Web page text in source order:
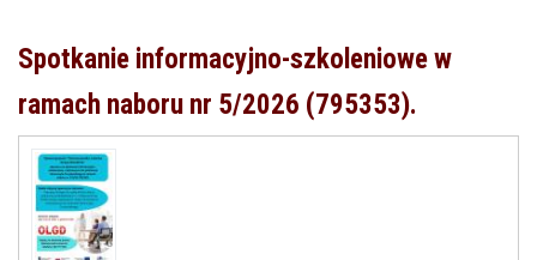
biura
Spotkanie informacyjno-szkoleniowe w
ramach naboru nr 5/2026 (795353).